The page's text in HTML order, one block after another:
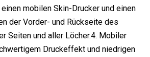
mobilen Skin-Drucker und einen
der Vorder- und Rückseite des
Seiten und aller Löcher.4. Mobiler
Druckeffekt und niedrigen